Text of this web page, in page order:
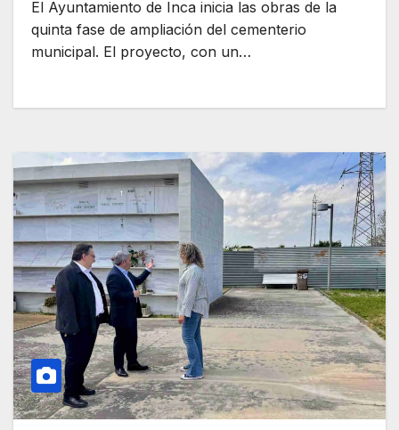
El Ayuntamiento de Inca inicia las obras de la
quinta fase de ampliación del cementerio
municipal. El proyecto, con un…